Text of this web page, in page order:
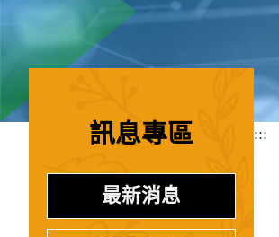
訊息專區
最新消息
:::